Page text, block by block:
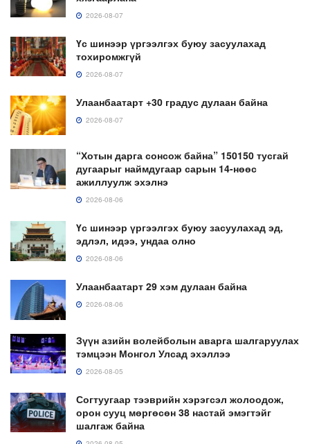
2026-08-07
Үс шинээр үргээлгэх буюу засуулахад
тохиромжгүй
2026-08-07
Улаанбаатарт +30 градус дулаан байна
2026-08-07
“Хотын дарга сонсож байна” 150150 тусгай
дугаарыг наймдугаар сарын 14-нөөс
ажиллуулж эхэлнэ
2026-08-06
Үс шинээр үргээлгэх буюу засуулахад эд,
эдлэл, идээ, ундаа олно
2026-08-06
Улаанбаатарт 29 хэм дулаан байна
2026-08-06
Зүүн азийн волейболын аварга шалгаруулах
тэмцээн Монгол Улсад эхэллээ
2026-08-05
Согтуугаар тээврийн хэрэгсэл жолоодож,
орон сууц мөргөсөн 38 настай эмэгтэйг
шалгаж байна